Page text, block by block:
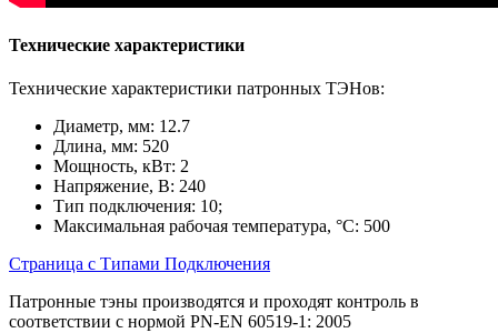
Технические характеристики
Технические характеристики патронных ТЭНов:
Диаметр, мм: 12.7
Длина, мм: 520
Мощность, кВт: 2
Напряжение, В: 240
Тип подключения: 10;
Максимальная рабочая температура, °С: 500
Страница с Типами Подключения
Патронные тэны производятся и проходят контроль в
соответствии с нормой PN-EN 60519-1: 2005